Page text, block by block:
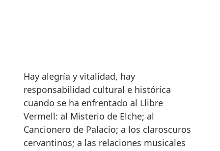
Hay alegría y vitalidad, hay
responsabilidad cultural e histórica
cuando se ha enfrentado al Llibre
Vermell: al Misterio de Elche; al
Cancionero de Palacio; a los claroscuros
cervantinos; a las relaciones musicales